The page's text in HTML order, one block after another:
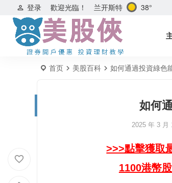
歡迎光臨！
登录 兰开斯特 38°
首页 美股百科 如何通過投資綠色
如何
2025 年 3 月
>>>點擊獲取
1100港幣